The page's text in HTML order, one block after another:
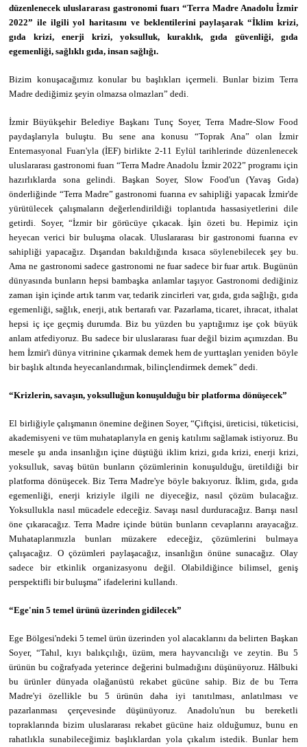
düzenlenecek uluslararası gastronomi fuarı “Terra Madre Anadolu İzmir
2022” ile ilgili yol haritasını ve beklentilerini paylaşarak “İklim krizi,
gıda krizi, enerji krizi, yoksulluk, kuraklık, gıda güvenliği, gıda
egemenliği, sağlıklı gıda, insan sağlığı.
Bizim konuşacağımız konular bu başlıkları içermeli. Bunlar bizim Terra
Madre dediğimiz şeyin olmazsa olmazları” dedi.
İzmir Büyükşehir Belediye Başkanı Tunç Soyer, Terra Madre-Slow Food
paydaşlarıyla buluştu. Bu sene ana konusu “Toprak Ana” olan İzmir
Enternasyonal Fuarı'yla (İEF) birlikte 2-11 Eylül tarihlerinde düzenlenecek
uluslararası gastronomi fuarı “Terra Madre Anadolu İzmir 2022” programı için
hazırlıklarda sona gelindi. Başkan Soyer, Slow Food'un (Yavaş Gıda)
önderliğinde “Terra Madre” gastronomi fuarına ev sahipliği yapacak İzmir'de
yürütülecek çalışmaların değerlendirildiği toplantıda hassasiyetlerini dile
getirdi. Soyer, “İzmir bir görücüye çıkacak. İşin özeti bu. Hepimiz için
heyecan verici bir buluşma olacak. Uluslararası bir gastronomi fuarına ev
sahipliği yapacağız. Dışarıdan bakıldığında kısaca söylenebilecek şey bu.
Ama ne gastronomi sadece gastronomi ne fuar sadece bir fuar artık. Bugünün
dünyasında bunların hepsi bambaşka anlamlar taşıyor. Gastronomi dediğiniz
zaman işin içinde artık tarım var, tedarik zincirleri var, gıda, gıda sağlığı, gıda
egemenliği, sağlık, enerji, atık bertarafı var. Pazarlama, ticaret, ihracat, ithalat
hepsi iç içe geçmiş durumda. Biz bu yüzden bu yaptığımız işe çok büyük
anlam atfediyoruz. Bu sadece bir uluslararası fuar değil bizim açımızdan. Bu
hem İzmir'i dünya vitrinine çıkarmak demek hem de yurttaşları yeniden böyle
bir başlık altında heyecanlandırmak, bilinçlendirmek demek” dedi.
“Krizlerin, savaşın, yoksulluğun konuşulduğu bir platforma dönüşecek”
El birliğiyle çalışmanın önemine değinen Soyer, “Çiftçisi, üreticisi, tüketicisi,
akademisyeni ve tüm muhataplarıyla en geniş katılımı sağlamak istiyoruz. Bu
mesele şu anda insanlığın içine düştüğü iklim krizi, gıda krizi, enerji krizi,
yoksulluk, savaş bütün bunların çözümlerinin konuşulduğu, üretildiği bir
platforma dönüşecek. Biz Terra Madre'ye böyle bakıyoruz. İklim, gıda, gıda
egemenliği, enerji kriziyle ilgili ne diyeceğiz, nasıl çözüm bulacağız.
Yoksullukla nasıl mücadele edeceğiz. Savaşı nasıl durduracağız. Barışı nasıl
öne çıkaracağız. Terra Madre içinde bütün bunların cevaplarını arayacağız.
Muhataplarımızla bunları müzakere edeceğiz, çözümlerini bulmaya
çalışacağız. O çözümleri paylaşacağız, insanlığın önüne sunacağız. Olay
sadece bir etkinlik organizasyonu değil. Olabildiğince bilimsel, geniş
perspektifli bir buluşma” ifadelerini kullandı.
“Ege'nin 5 temel ürünü üzerinden gidilecek”
Ege Bölgesi'ndeki 5 temel ürün üzerinden yol alacaklarını da belirten Başkan
Soyer, “Tahıl, kıyı balıkçılığı, üzüm, mera hayvancılığı ve zeytin. Bu 5
ürünün bu coğrafyada yeterince değerini bulmadığını düşünüyoruz. Hâlbuki
bu ürünler dünyada olağanüstü rekabet gücüne sahip. Biz de bu Terra
Madre'yi özellikle bu 5 ürünün daha iyi tanıtılması, anlatılması ve
pazarlanması çerçevesinde düşünüyoruz. Anadolu'nun bu bereketli
topraklarında bizim uluslararası rekabet gücüne haiz olduğumuz, bunu en
rahatlıkla sunabileceğimiz başlıklardan yola çıkalım istedik. Bunlar hem